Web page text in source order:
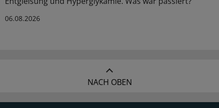
06.08.2026
NACH OBEN